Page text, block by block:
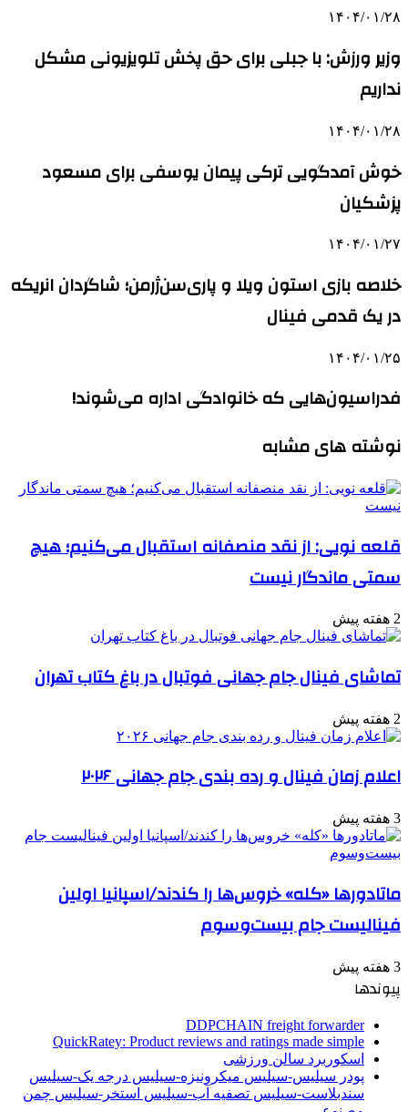
۱۴۰۴/۰۱/۲۸
وزیر ورزش: با جبلی برای حق پخش تلویزیونی مشکل
نداریم
۱۴۰۴/۰۱/۲۸
خوش آمدگویی ترکی پیمان یوسفی برای مسعود
پزشکیان
۱۴۰۴/۰۱/۲۷
خلاصه بازی استون ویلا و پاری‌سن‌ژرمن؛ شاگردان انریکه
در یک قدمی فینال
۱۴۰۴/۰۱/۲۵
فدراسیون‌هایی که خانوادگی اداره می‌شوند!
نوشته های مشابه
قلعه نویی: از نقد منصفانه استقبال می‌کنیم؛ هیچ
سمتی ماندگار نیست
2 هفته پیش
تماشای فینال جام جهانی فوتبال در باغ کتاب تهران
2 هفته پیش
اعلام زمان فینال و رده بندی جام جهانی ۲۰۲۶
3 هفته پیش
ماتادورها «کله» خروس‌ها را کندند/اسپانیا اولین
فینالیست جام بیست‌وسوم
3 هفته پیش
پیوندها
DDPCHAIN freight forwarder
QuickRatey: Product reviews and ratings made simple
اسکوربرد سالن ورزشی
پودر سیلیس-سیلیس میکرونیزه-سیلیس درجه یک-سیلیس
سندبلاست-سیلیس تصفیه آب-سیلیس استخر-سیلیس چمن